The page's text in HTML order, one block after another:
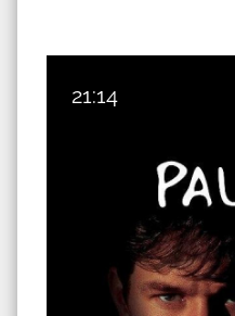
21:14